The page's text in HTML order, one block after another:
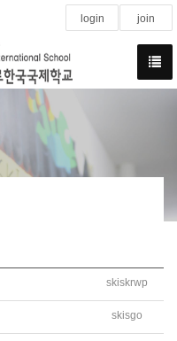
login join
& Asian Schools Math
skiskrwp
영위원회 및 위원 선출 안내 홍
skisgo